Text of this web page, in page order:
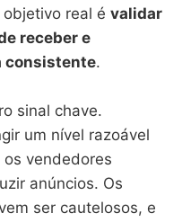
real é validar
receber e
consistente.
sinal chave.
um nível razoável
os vendedores
anúncios. Os
ser cautelosos, e